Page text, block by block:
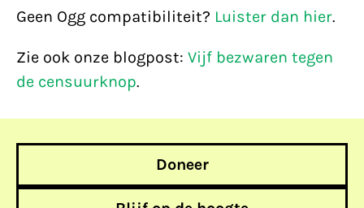
Geen Ogg compatibiliteit? Luister dan hier.
Zie ook onze blogpost: Vijf bezwaren tegen
de censuurknop.
Doneer